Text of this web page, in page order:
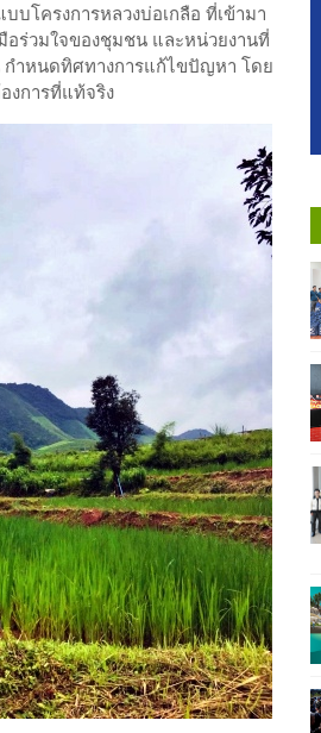
โครงการหลวงบ่อเกลือ ที่เข้ามา
อร่วมใจของชุมชน และหน่วยงานที่
กำหนดทิศทางการแก้ไขปัญหา โดย
การที่แท้จริง